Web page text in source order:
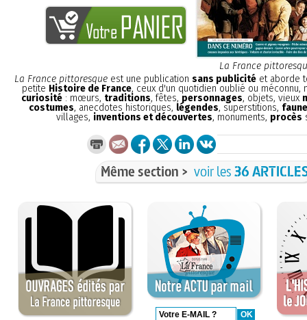
La France
La France pittoresque est une publication sans publicité et aborde
petite Histoire de France, ceux d'un quotidien oublié ou méconnu,
curiosité : mœurs, traditions, fêtes, personnages, objets, vieux
costumes, anecdotes historiques, légendes, superstitions,
villages, inventions et découvertes, monuments, procès
Même section > voir les36